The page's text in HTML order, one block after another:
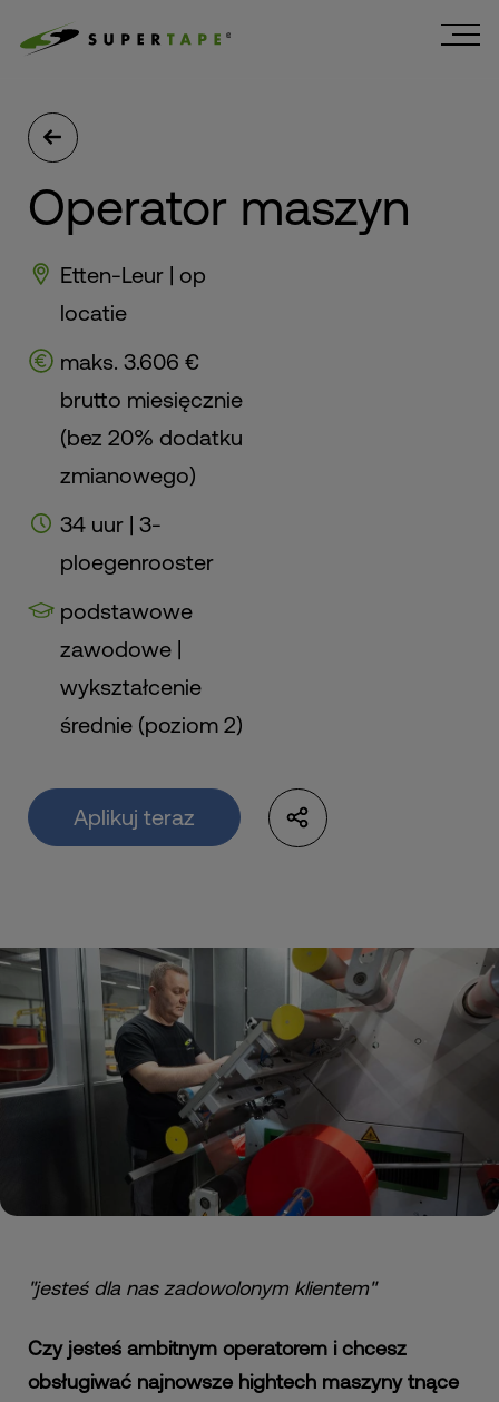
Operator maszyn
Etten-Leur | op
locatie
maks. 3.606 €
brutto miesięcznie
(bez 20% dodatku
zmianowego)
34 uur | 3-
ploegenrooster
podstawowe
zawodowe |
wykształcenie
średnie (poziom 2)
Aplikuj teraz
"jesteś dla nas zadowolonym klientem"
Czy jesteś ambitnym operatorem i chcesz
obsługiwać najnowsze hightech maszyny tnące